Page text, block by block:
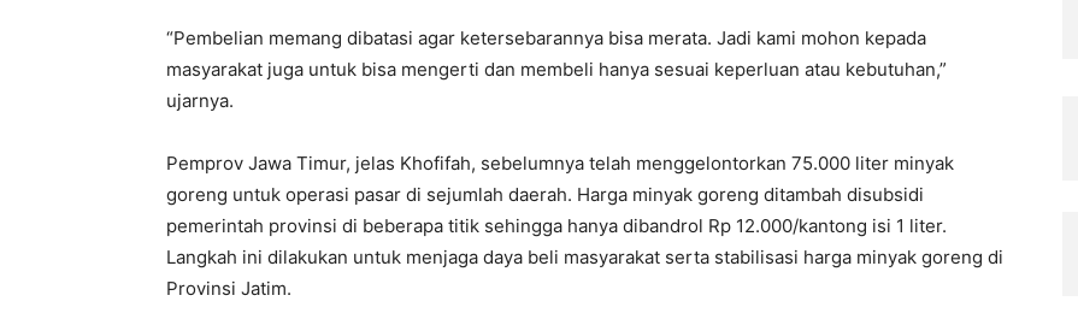
“Pembelian memang dibatasi agar ketersebarannya bisa merata. Jadi kami mohon kepada
masyarakat juga untuk bisa mengerti dan membeli hanya sesuai keperluan atau kebutuhan,”
ujarnya.
Pemprov Jawa Timur, jelas Khofifah, sebelumnya telah menggelontorkan 75.000 liter minyak
goreng untuk operasi pasar di sejumlah daerah. Harga minyak goreng ditambah disubsidi
pemerintah provinsi di beberapa titik sehingga hanya dibandrol Rp 12.000/kantong isi 1 liter.
Langkah ini dilakukan untuk menjaga daya beli masyarakat serta stabilisasi harga minyak goreng di
Provinsi Jatim.